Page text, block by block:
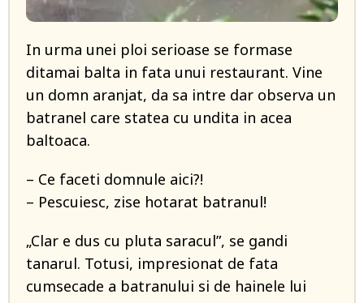
In urma unei ploi serioase se formase
ditamai balta in fata unui restaurant. Vine
un domn aranjat, da sa intre dar observa un
batranel care statea cu undita in acea
baltoaca.
– Ce faceti domnule aici?!
– Pescuiesc, zise hotarat batranul!
„Clar e dus cu pluta saracul”, se gandi
tanarul. Totusi, impresionat de fata
cumsecade a batranului si de hainele lui